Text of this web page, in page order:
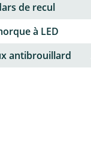
de recul
à LED
antibrouillard